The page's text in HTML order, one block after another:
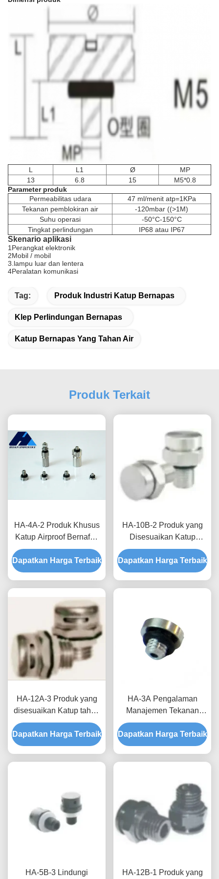
L L1 Ø
MP
13
6.8 15
M5*0.8
Parameter produk
Permeabilitas udara
47 ml/menit atp=1KPa
Tekanan pemblokiran air
-120mbar ((>1M)
Suhu operasi
-50°C-150°C
Tingkat perlindungan
IP68 atau IP67
Skenario aplikasi
1Perangkat elektronik
2Mobil / mobil
3.lampu luar dan lentera
4Peralatan komunikasi
Tag: Produk Industri Katup Bernapas
Klep Perlindungan Bernapas
Katup Bernapas Yang Tahan Air
Produk Terkait
HA-4A-2 Produk Khusus
Katup Airproof Bernafas
untuk Kotak Distribusi
Waterproofing dan
Proteksi Kelembaban
Dapatkan Harga Terbaik
HA-10B-2 Produk yang
Disesuaikan Katup
Airproof Bernafas untuk
Peningkatan Keandalan
dan Umur Layanan di
Dapatkan Harga Terbaik
HA-12A-3 Produk yang
disesuaikan Katup tahan
air dan bernafas
Kombinasi teknologi dan
fungsi yang sempurna
Dapatkan Harga Terbaik
HA-3A Pengalaman
Manajemen Tekanan
Udara yang Tak
Terbandingkan Dengan
Produk Khusus Katup
Dapatkan Harga Terbaik
HA-5B-3 Lindungi
HA-12B-1 Produk yang